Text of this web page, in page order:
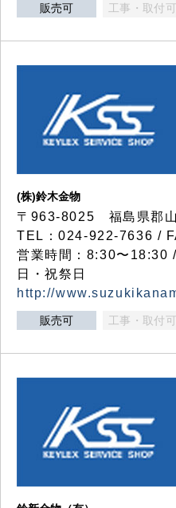
販売可 工事・取付可
(株)鈴木金物
〒963-8025 福島県郡
TEL：024-922-7636 /
営業時間：8:30〜18:30
日・祝祭日
http://
販売可 工事・取付可